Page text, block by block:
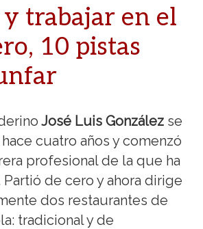
trabajar en el
10 pistas
José Luis González se
hace cuatro años y comenzó
profesional de la que ha
Partió de cero y ahora dirige
dos restaurantes de
tradicional y de